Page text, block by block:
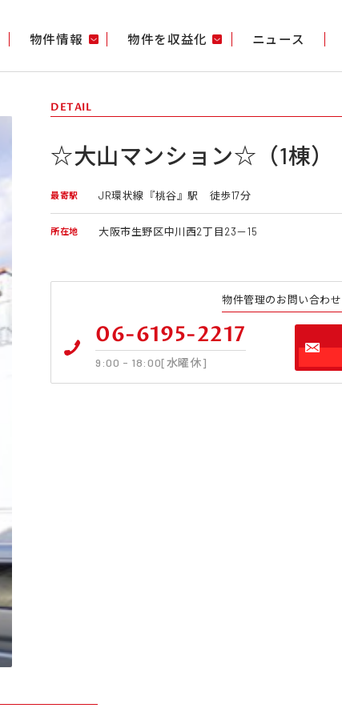
物件情報 物件を収益化 ニュース
DETAIL
☆大山マンション☆（1棟）
最寄駅 JR環状線『桃谷』駅 徒歩17分
所在地 大阪市生野区中川西2丁目23－15
物件管理のお問い合わせ
06-6195-2217
9:00 - 18:00[水曜休]